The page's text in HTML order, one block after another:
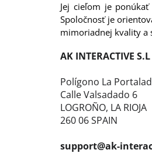
Jej cieľom je
Spoločnosť je
mimoriadnej kvality a
AK INTERACTIVE S.L
Polígono La
Calle Valsadado 6
LOGROÑO, LA RIOJA
260 06 SPAIN
support@ak-